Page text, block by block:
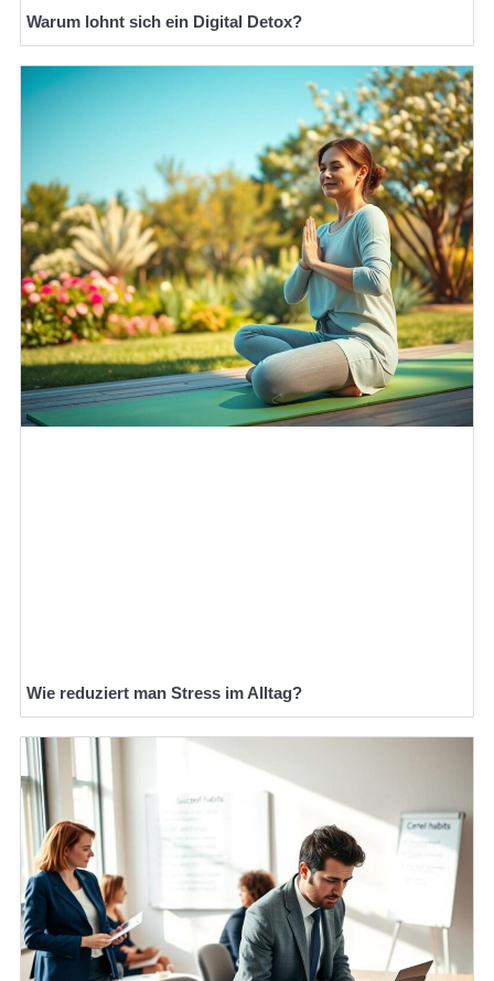
Warum lohnt sich ein Digital Detox?
Wie reduziert man Stress im Alltag?